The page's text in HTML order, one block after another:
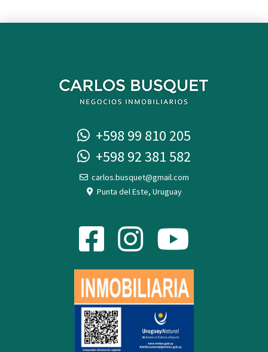
+598 99 810 205
+598 92 381 582
carlos.busquet@gmail.com
Punta del Este, Uruguay